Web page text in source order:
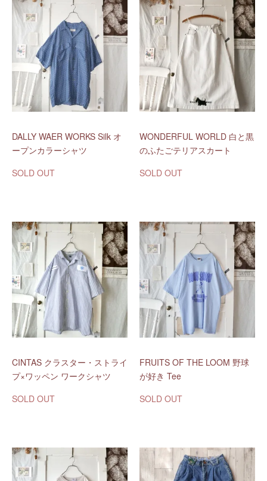
DALLY WAER WORKS Silk オ
ープンカラーシャツ
SOLD OUT
WONDERFUL WORLD 白と黒
のふたごテリアスカート
SOLD OUT
CINTAS クラスター・ストライ
プ×ワッペン ワークシャツ
SOLD OUT
FRUITS OF THE LOOM 野球
が好き Tee
SOLD OUT